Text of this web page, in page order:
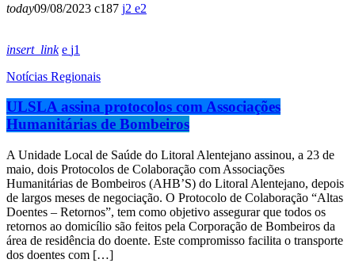
today09/08/2023 187 2 2
insert_link
1
Notícias Regionais
ULSLA assina protocolos com Associações
Humanitárias de Bombeiros
A Unidade Local de Saúde do Litoral Alentejano assinou, a 23 de
maio, dois Protocolos de Colaboração com Associações
Humanitárias de Bombeiros (AHB’S) do Litoral Alentejano, depois
de largos meses de negociação. O Protocolo de Colaboração “Altas
Doentes – Retornos”, tem como objetivo assegurar que todos os
retornos ao domicílio são feitos pela Corporação de Bombeiros da
área de residência do doente. Este compromisso facilita o transporte
dos doentes com […]